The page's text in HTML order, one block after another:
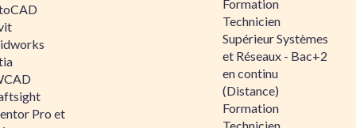
Pro et
Formation
Technicien
Supérieur Systèmes
et Réseaux - Bac+2
en continu
(Distance)
Formation